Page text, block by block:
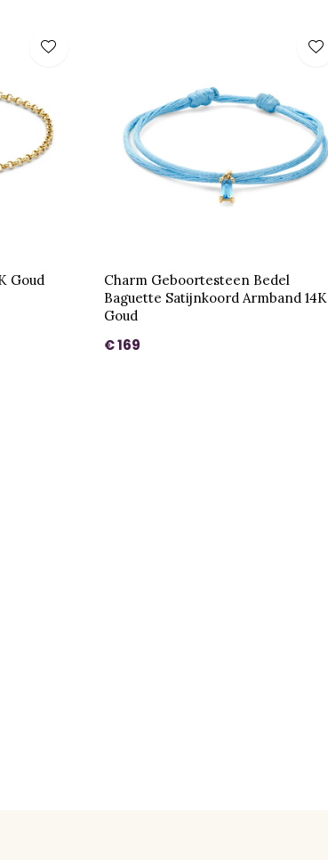
Goud
Charm Geboortesteen Bedel
Baguette Satijnkoord Armband 14K
Goud
€ 169